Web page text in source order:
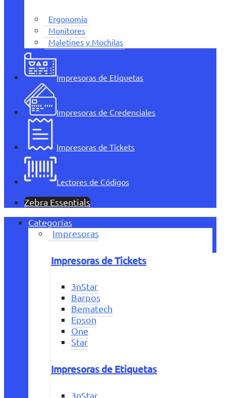
Ergonomía
Monitores
Maletines y Mochilas
Impresoras de Etiquetas
Impresoras de Credenciales
Impresoras de Tickets
Lectores de Códigos
Zebra Essentials
Categorías
Impresoras
Impresoras de Tickets
3nStar
Barpos
Bematech
Epson
One
Star
Impresoras de Etiquetas
3nStar